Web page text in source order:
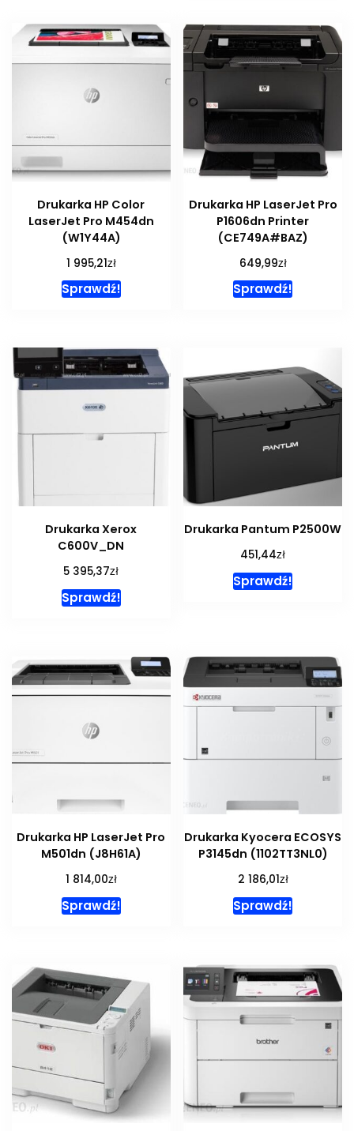
Drukarka HP Color
LaserJet Pro M454dn
(W1Y44A)
1 995,21zł
Sprawdź!
Drukarka HP LaserJet Pro
P1606dn Printer
(CE749A#BAZ)
649,99zł
Sprawdź!
Drukarka Xerox
C600V_DN
5 395,37zł
Sprawdź!
Drukarka Pantum P2500W
451,44zł
Sprawdź!
Drukarka HP LaserJet Pro
M501dn (J8H61A)
1 814,00zł
Sprawdź!
Drukarka Kyocera ECOSYS
P3145dn (1102TT3NL0)
2 186,01zł
Sprawdź!